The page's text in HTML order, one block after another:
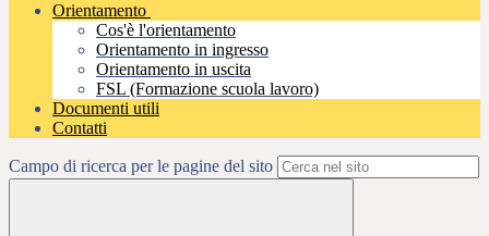
Orientamento
Cos'è l'orientamento
Orientamento in ingresso
Orientamento in uscita
FSL (Formazione scuola lavoro)
Documenti utili
Contatti
Campo di ricerca per le pagine del sito